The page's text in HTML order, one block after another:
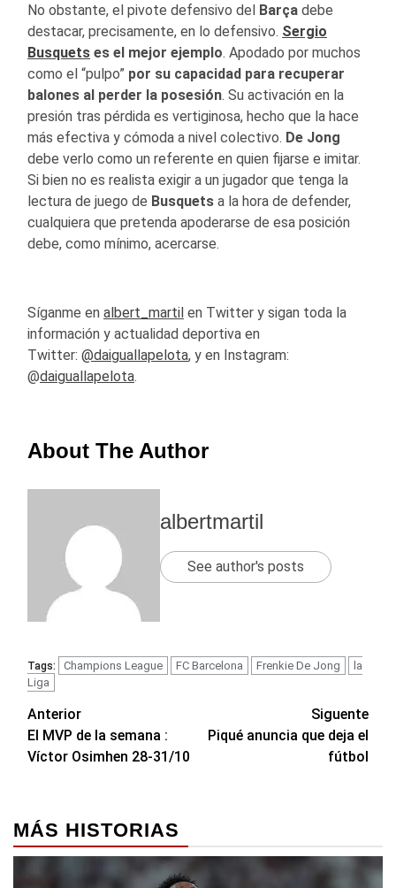
No obstante, el pivote defensivo del Barça debe
destacar, precisamente, en lo defensivo. Sergio
Busquets es el mejor ejemplo. Apodado por muchos
como el “pulpo” por su capacidad para recuperar
balones al perder la posesión. Su activación en la
presión tras pérdida es vertiginosa, hecho que la hace
más efectiva y cómoda a nivel colectivo. De Jong
debe verlo como un referente en quien fijarse e imitar.
Si bien no es realista exigir a un jugador que tenga la
lectura de juego de Busquets a la hora de defender,
cualquiera que pretenda apoderarse de esa posición
debe, como mínimo, acercarse.
Síganme en albert_martil en Twitter y sigan toda la
información y actualidad deportiva en
Twitter: @daiguallapelota, y en Instagram:
@daiguallapelota.
About The Author
albertmartil
See author's posts
Tags: Champions League FC Barcelona Frenkie De Jong
la
Liga
Navegación
de
Anterior
El MVP de la semana :
Víctor Osimhen 28-31/10
Siguente
Piqué anuncia que deja el
fútbol
MÁS HISTORIAS